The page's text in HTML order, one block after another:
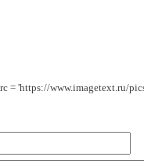
= 'https://www.imagetext.ru/